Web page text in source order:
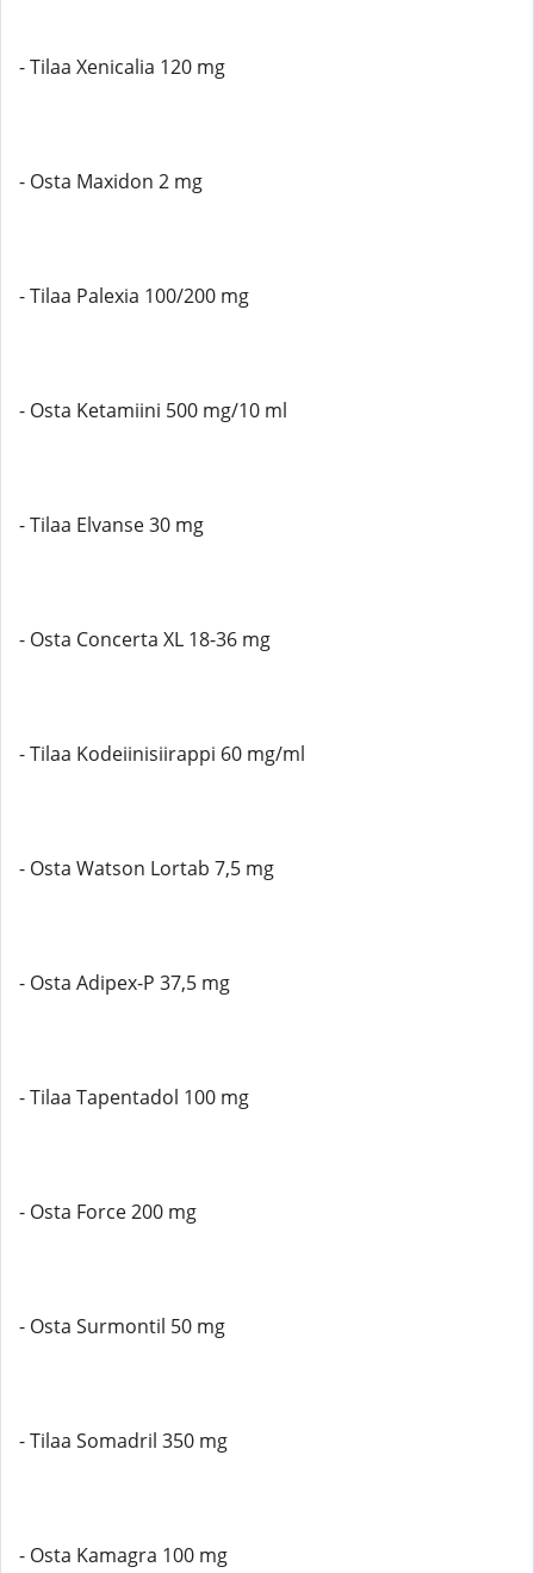
- Tilaa Xenicalia 120 mg
- Osta Maxidon 2 mg
- Tilaa Palexia 100/200 mg
- Osta Ketamiini 500 mg/10 ml
- Tilaa Elvanse 30 mg
- Osta Concerta XL 18-36 mg
- Tilaa Kodeiinisiirappi 60 mg/ml
- Osta Watson Lortab 7,5 mg
- Osta Adipex-P 37,5 mg
- Tilaa Tapentadol 100 mg
- Osta Force 200 mg
- Osta Surmontil 50 mg
- Tilaa Somadril 350 mg
- Osta Kamagra 100 mg